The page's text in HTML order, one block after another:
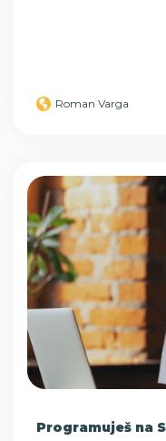
Roman Varga
Programuješ na